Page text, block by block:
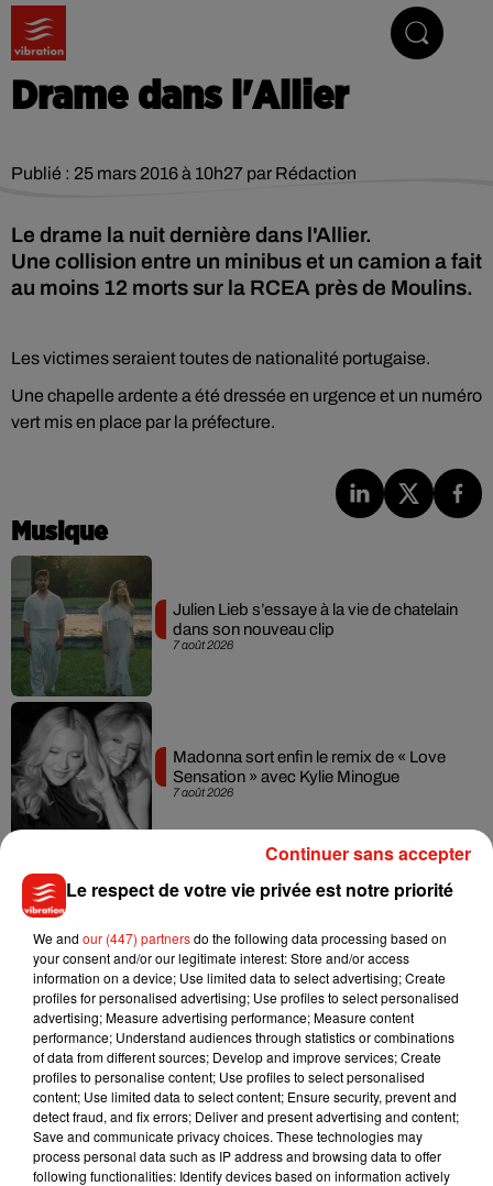
Drame dans l'Allier
Publié : 25 mars 2016 à 10h27 par Rédaction
Le drame la nuit dernière dans l'Allier.
Une collision entre un minibus et un camion a fait
au moins 12 morts sur la RCEA près de Moulins.
Les victimes seraient toutes de nationalité portugaise.
Une chapelle ardente a été dressée en urgence et un numéro
vert mis en place par la préfecture.
Musique
7 août 2026
Julien Lieb s’essaye à la vie de chatelain
dans son nouveau clip
7 août 2026
Madonna sort enfin le remix de « Love
Sensation » avec Kylie Minogue
7 août 2026
Tayc et Didi B dévoilent le single le plus
7 août 2026
Angèle et Amélie Lens dévoilent leur
collaboration tant attendue
Le respect de votre vie privée est notre priorité
We and our (447) partnersdo the following data processing based on
your consent and/or our legitimate interest: Store and/or access
information on a device; Use limited data to select advertising; Create
profiles for personalised advertising; Use profiles to select personalised
advertising; Measure advertising performance; Measure content
performance; Understand audiences through statistics or combinations
of data from different sources; Develop and improve services; Create
profiles to personalise content; Use profiles to select personalised
content; Use limited data to select content; Ensure security, prevent and
detect fraud, and fix errors; Deliver and present advertising and content;
Save and communicate privacy choices. These technologies may
process personal data such as IP address and browsing data to offer
following functionalities: Identify devices based on information actively
Continuer sans accepter